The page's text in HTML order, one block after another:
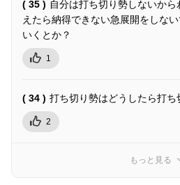
( 35 ) 自分は打ち切り勢しないか
えたら納得できない急展開をしな
いくとか？
1
( 34 ) 打ち切り勢はどうしたら打ち
2
もっと見る